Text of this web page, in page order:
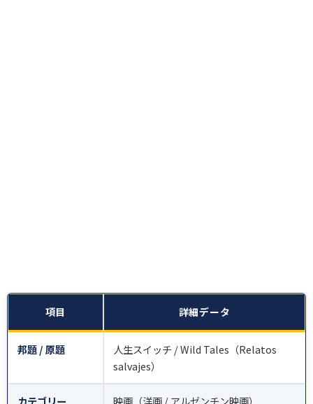
項目 詳細データ
邦題 / 原題
人生スイッチ / Wild Tales（Relatos
salvajes）
カテゴリー 映画（洋画 / アルゼンチン映画）